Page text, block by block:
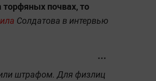
почвах, то
Солдатова в интервью
штрафом. Для физлиц